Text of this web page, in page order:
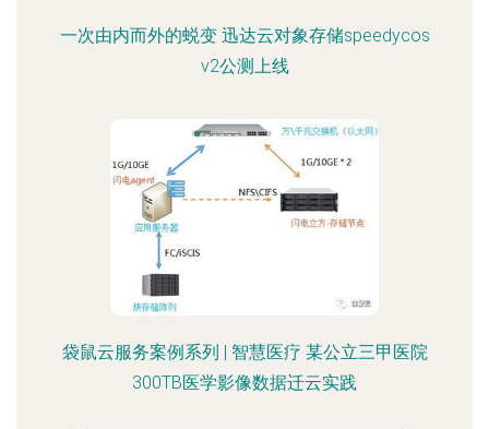
一次由内而外的蜕变 迅达云对象存储speedycos
v2公测上线
袋鼠云服务案例系列 | 智慧医疗 某公立三甲医院
300TB医学影像数据迁云实践